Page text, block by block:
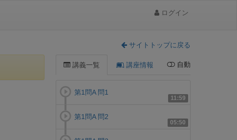
ログイン
サイトトップに戻る
講義一覧 講座情報 自動
11:59
第1問A 問1
05:50
第1問A 問2